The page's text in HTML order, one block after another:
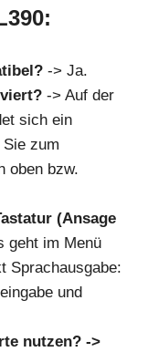
-> Ja.
-> Auf der
sich ein
zum
oben bzw.
(Ansage
geht im Menü
Sprachausgabe:
und
nutzen? ->